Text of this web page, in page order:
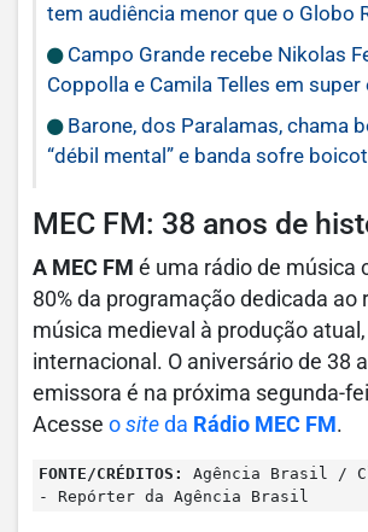
tem audiência menor que o Globo
Campo Grande recebe Nikolas
Coppolla e Camila Telles em super
Barone, dos Paralamas, chama
“débil mental” e banda sofre
MEC FM: 38 anos de
A MEC FM é uma rádio de música
80% da programação dedicada ao
música medieval à produção
internacional. O aniversário de 38
emissora é na próxima segunda-
Acesse o site da Rádio MEC FM .
FONTE/CRÉDITOS:
Agência Brasil /
- Repórter da Agência Brasil